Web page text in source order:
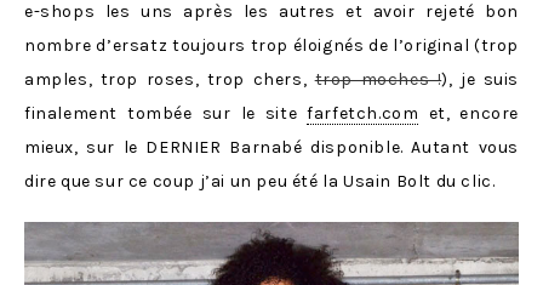
e-shops les uns après les autres et avoir rejeté bon
nombre d’ersatz toujours trop éloignés de l’original (trop
amples, trop roses, trop chers,trop moches !), je suis
finalement tombée sur le sitefarfetch.com et, encore
mieux, sur le DERNIER Barnabé disponible. Autant vous
dire que sur ce coup j’ai un peu été la Usain Bolt du clic.